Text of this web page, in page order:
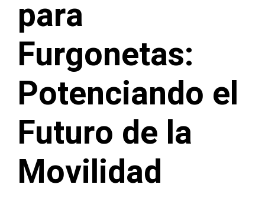
para
Furgonetas:
Potenciando el
Futuro de la
Movilidad